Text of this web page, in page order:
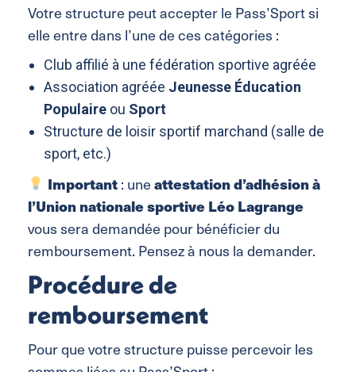
Votre structure peut accepter le Pass’Sport si
elle entre dans l’une de ces catégories :
Club affilié à une fédération sportive agréée
Association agréée Jeunesse Éducation
Populaire ou Sport
Structure de loisir sportif marchand (salle de
sport, etc.)
Important: uneattestation d’adhésion à
l’Union nationale sportive Léo Lagrange
vous sera demandée pour bénéficier du
remboursement. Pensez à nous la demander.
Procédure de
remboursement
Pour que votre structure puisse percevoir les